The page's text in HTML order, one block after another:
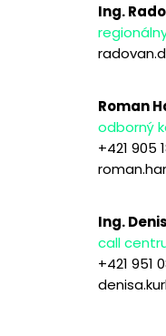
Ing.
Roman
odborný
+421 905
Ing.
call
+421 951